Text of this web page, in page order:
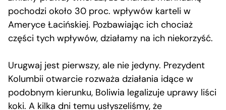
pochodzi około 30 proc. wpływów karteli w
Ameryce Łacińskiej. Pozbawiając ich chociaż
części tych wpływów, działamy na ich niekorzyść.
Urugwaj jest pierwszy, ale nie jedyny. Prezydent
Kolumbii otwarcie rozważa działania idące w
podobnym kierunku, Boliwia legalizuje uprawy liści
koki. A kilka dni temu usłyszeliśmy, że